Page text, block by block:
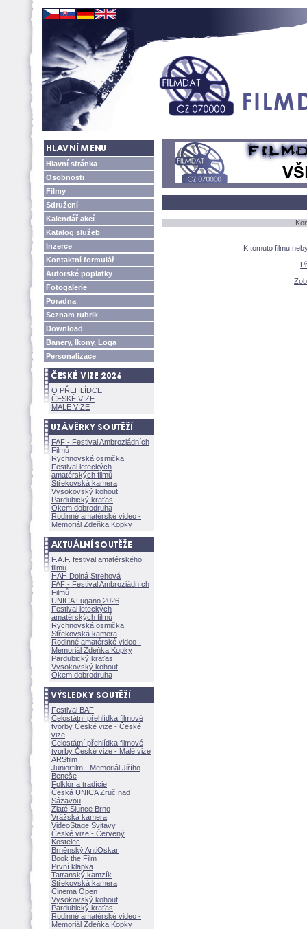
Hlavní stránka
Osobnosti
Filmy
Sdružení
Kalendář akcí
Katalog služeb
Inzerce
Kontaktní formulář
Autorské poplatky
Fotogalerie
Poradna
Seznam rubrik
Download
Banery, Ikony, Loga
Personalizace
O PŘEHLÍDCE
ČESKÉ VIZE
MALÉ VIZE
FAF - Festival Ambroziádních
Filmů
Rychnovská osmička
Festival leteckých
amatérských filmů
Střekovská kamera
Vysokovský kohout
Pardubický kraťas
Okem dobrodruha
Rodinné amatérské video -
Memoriál Zdeňka Kopky
F.A.F. festival amatérského
filmu
HAH Dolná Strehov
FAF - Festival Ambroziádních
Filmů
UNICA Lugano 2026
Festival leteckých
amatérských filmů
Rychnovská osmička
Střekovská kamera
Rodinné amatérské video -
Memoriál Zdeňka Kopky
Pardubický kraťas
Vysokovský kohout
Okem dobrodruha
Festival BAF
Celostátní přehlídka filmové
tvorby České vize - České
vize
Celostátní přehlídka filmové
tvorby České vize - Malé vize
ARSfilm
Juniorfilm - Memoriál Jiřího
Beneše
Folklór a tradície
Česká UNICA Zruč nad
Sázavou
Zlaté Slunce Brno
Vrážská kamera
VideoStage Svitavy
České vize - Červený
Kostelec
Brněnský AntiOskar
Book the Film
První klapka
Tatranský kamzík
Střekovská kamera
Cinema Open
Vysokovský kohout
Pardubický kraťas
Rodinné amatérské video -
Memoriál Zdeňka Kopky
K tomuto filmu